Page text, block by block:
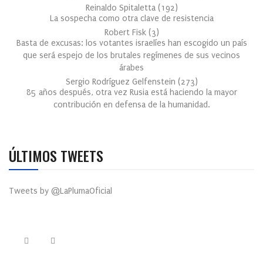
Reinaldo Spitaletta (192)
La sospecha como otra clave de resistencia
Robert Fisk (3)
Basta de excusas: los votantes israelíes han escogido un país
que será espejo de los brutales regímenes de sus vecinos
árabes
Sergio Rodríguez Gelfenstein (273)
85 años después, otra vez Rusia está haciendo la mayor
contribución en defensa de la humanidad.
ÚLTIMOS TWEETS
Tweets by @LaPlumaOficial